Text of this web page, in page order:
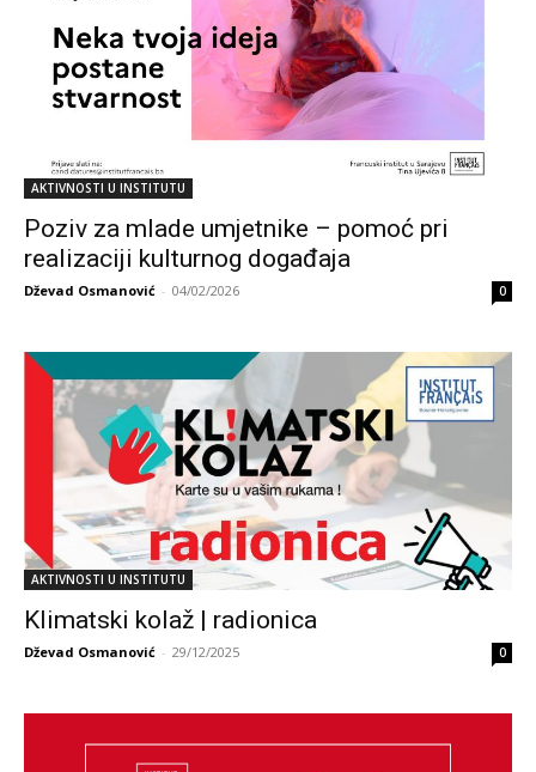
AKTIVNOSTI U INSTITUTU
Poziv za mlade umjetnike – pomoć pri
realizaciji kulturnog događaja
Dževad Osmanović - 04/02/2026 0
AKTIVNOSTI U INSTITUTU
Klimatski kolaž | radionica
Dževad Osmanović - 29/12/2025 0